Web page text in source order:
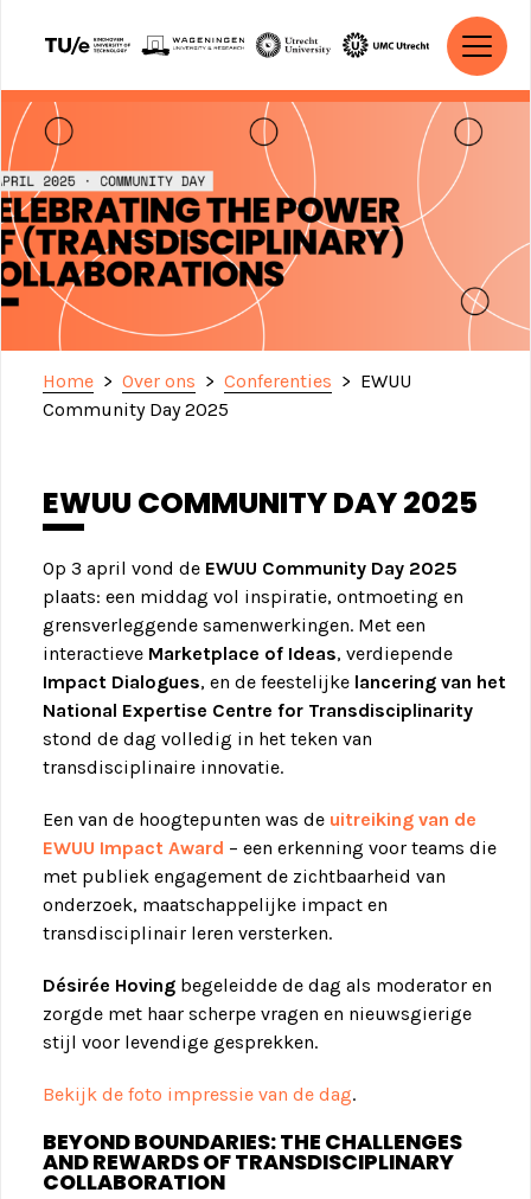
HOOFDNAVIGATIE
Home > Over ons > Conferenties > EWUU
Community Day 2025
EWUU COMMUNITY DAY 2025
Op 3 april vond de EWUU Community Day 2025
plaats: een middag vol inspiratie, ontmoeting en
grensverleggende samenwerkingen. Met een
interactieve Marketplace of Ideas, verdiepende
Impact Dialogues, en de feestelijke lancering van het
National Expertise Centre for Transdisciplinarity
stond de dag volledig in het teken van
transdisciplinaire innovatie.
Een van de hoogtepunten was de uitreiking van de
EWUU Impact Award – een erkenning voor teams die
met publiek engagement de zichtbaarheid van
onderzoek, maatschappelijke impact en
transdisciplinair leren versterken.
Désirée Hoving begeleidde de dag als moderator en
zorgde met haar scherpe vragen en nieuwsgierige
stijl voor levendige gesprekken.
Bekijk de foto impressie van de dag.
BEYOND BOUNDARIES: THE CHALLENGES
AND REWARDS OF TRANSDISCIPLINARY
COLLABORATION